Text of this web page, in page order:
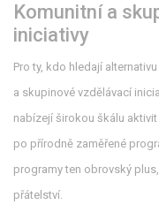
Komunitní a
iniciativy
Pro ty, kdo hledají
a skupinové vzdělávací
nabízejí širokou škálu
po přírodně zaměřené
programy ten obrovský
přátelství.